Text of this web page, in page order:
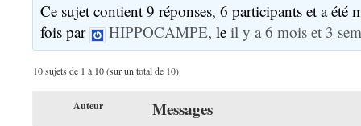
Ce sujet contient 9 réponses, 6 participants et a été
fois par
HIPPOCAMPE, leil y a 6 mois et 3
10 sujets de 1 à 10 (sur un total de 10)
Auteur Messages